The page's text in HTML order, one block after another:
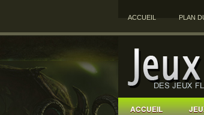
ACCUEIL PLAN
ACCUEIL